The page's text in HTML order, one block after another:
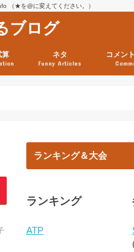
（★を@に変えてください。）
ブログ
算 ネタ
Funny Articles
コメン
ランキング＆大会
ランキング
ATP